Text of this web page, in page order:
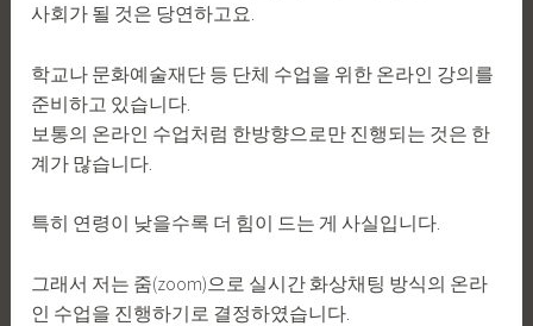
사회가 될 것은 당연하고요.
학교나 문화예술재단 등 단체 수업을 위한 온라인 강의를
준비하고 있습니다.
보통의 온라인 수업처럼 한방향으로만 진행되는 것은 한
계가 많습니다.
특히 연령이 낮을수록 더 힘이 드는 게 사실입니다.
그래서 저는 줌(zoom)으로 실시간 화상채팅 방식의 온라
인 수업을 진행하기로 결정하였습니다.